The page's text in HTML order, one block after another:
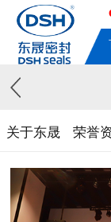
关于东晟 荣誉